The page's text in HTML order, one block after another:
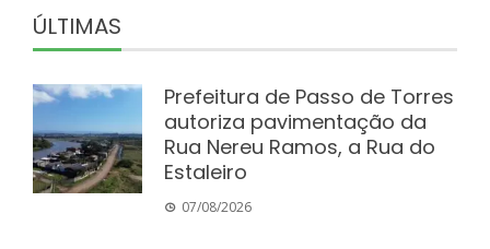
ÚLTIMAS
Prefeitura de Passo de Torres
autoriza pavimentação da
Rua Nereu Ramos, a Rua do
Estaleiro
07/08/2026